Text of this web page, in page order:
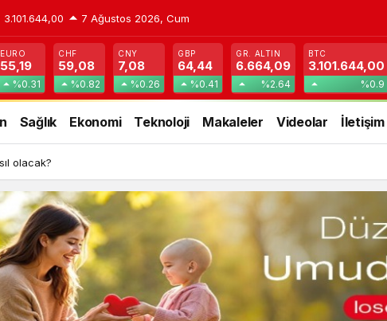
3.101.644,00 7 Ağustos 2026, Cum
EURO
55,19
%0.31
CHF
59,08
%0.82
CNY
7,08
%0.26
GBP
64,44
%0.41
GR. ALTIN
6.664,09
%2.64
BTC
3.101.644,00
%0.9
Sağlık Ekonomi Teknoloji Makaleler Videolar İletişim
olacak?